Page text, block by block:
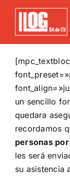
Saltar
contenido
un sencillo
quedara
recordamos
personas
les será
su asistencia